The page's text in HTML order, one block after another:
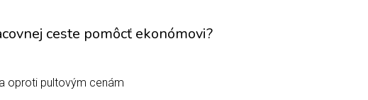
ceste pomôcť ekonómovi?
oproti pultovým cenám